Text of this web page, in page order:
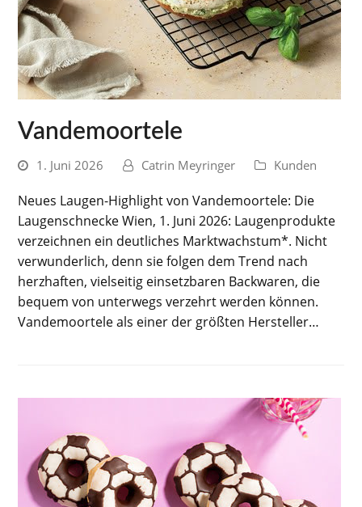
Vandemoortele
1. Juni 2026 Catrin Meyringer Kunden
Neues Laugen-Highlight von Vandemoortele: Die
Laugenschnecke Wien, 1. Juni 2026: Laugenprodukte
verzeichnen ein deutliches Marktwachstum*. Nicht
verwunderlich, denn sie folgen dem Trend nach
herzhaften, vielseitig einsetzbaren Backwaren, die
bequem von unterwegs verzehrt werden können.
Vandemoortele als einer der größten Hersteller…